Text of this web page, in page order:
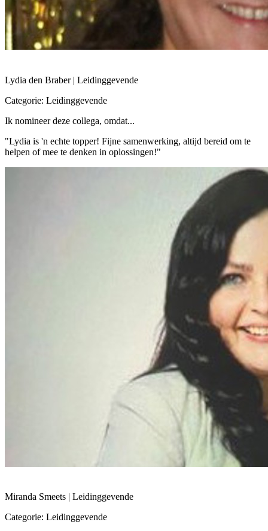
Lydia den Braber | Leidinggevende
Categorie: Leidinggevende
Ik nomineer deze collega, omdat...
"Lydia is 'n echte topper! Fijne samenwerking, altijd bereid om te
helpen of mee te denken in oplossingen!"
Miranda Smeets | Leidinggevende
Categorie: Leidinggevende